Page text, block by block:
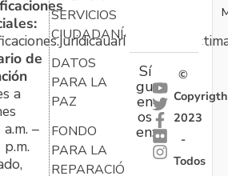
de
a
–
SERVICIOS
CIUDADANÍA
DATOS
PARA LA
PAZ
FONDO
PARA LA
REPARACIÓN
Sí
gu
en
os
en:
©
Copyrigth
2023
-
Todos